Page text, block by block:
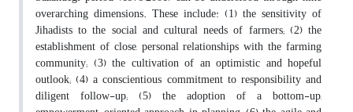
overarching dimensions. These include: (1) the sensitivity of
Jihadists to the social and cultural needs of farmers; (2) the
establishment of close, personal relationships with the farming
community; (3) the cultivation of an optimistic and hopeful
outlook; (4) a conscientious commitment to responsibility and
diligent follow-up; (5) the adoption of a bottom-up,